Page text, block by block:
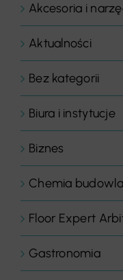
Akcesoria i
Aktualności
Bez kategorii
Biura i instytucje
Biznes
Chemia
Floor Expert
Gastronomia